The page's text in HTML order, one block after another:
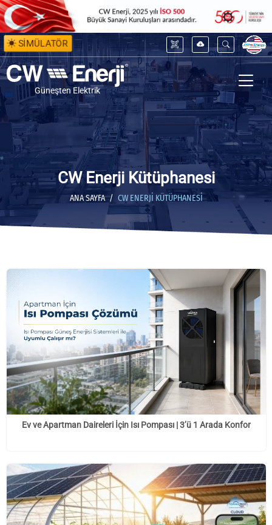
SİMÜLATÖR
Güneşten Elektrik
CW Enerji Kütüphanesi
ANA SAYFA CW ENERJI KÜTÜPHANESI
Ev ve Apartman Daireleri İçin Isı Pompası | 3’ü 1 Arada Konfor